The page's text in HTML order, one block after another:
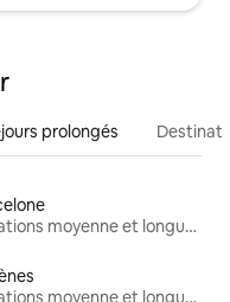
prolongés
Locations moyenne et longue durée
Locations moyenne et longue durée